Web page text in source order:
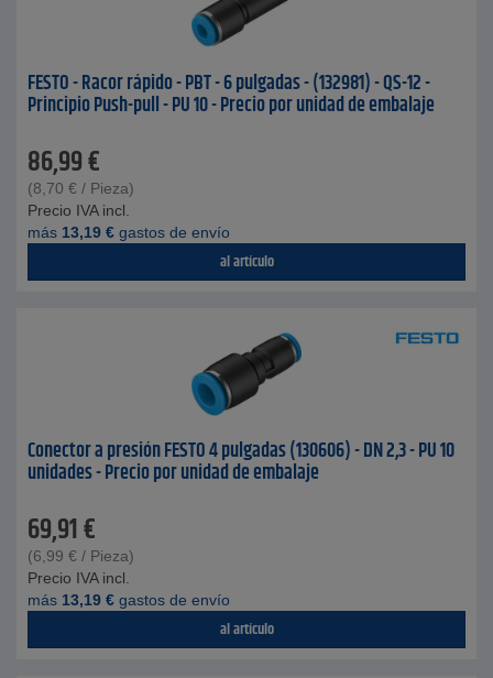
FESTO - Racor rápido - PBT - 6 pulgadas - (132981) - QS-12 -
Principio Push-pull - PU 10 - Precio por unidad de embalaje
86,99€
(8,70 € / Pieza)
Precio IVA incl.
más 13,19 € gastos de envío
al artículo
Conector a presión FESTO 4 pulgadas (130606) - DN 2,3 - PU 10
unidades - Precio por unidad de embalaje
69,91€
(6,99 € / Pieza)
Precio IVA incl.
más 13,19 € gastos de envío
al artículo